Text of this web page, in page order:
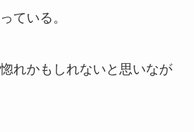
ている。
れかもしれないと思いなが